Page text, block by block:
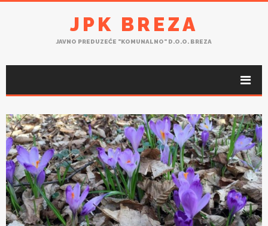
JPK BREZA
JAVNO PREDUZEĆE "KOMUNALNO" D.O.O. BREZA